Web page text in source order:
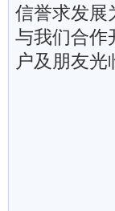
信誉求发展
与我们合作
户及朋友